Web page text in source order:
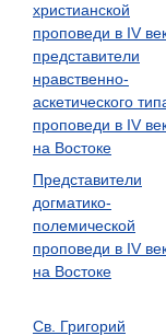
христианской
проповеди в IV
представители
нравственно-
аскетического
проповеди в IV
на Востоке
Представители
догматико-
полемической
проповеди в IV
на Востоке
Св. Григорий